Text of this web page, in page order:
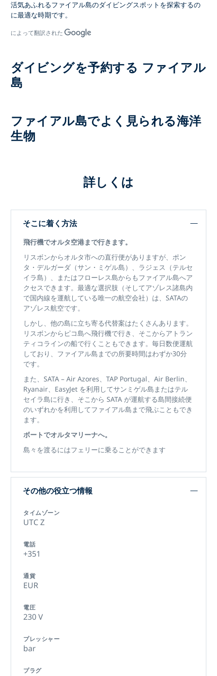
活気あふれるファイアル島のダイビングスポット を探索するの
に最適な時期です。
によって翻訳された
ダイビングを予約する ファイアル
島
ファイアル島でよく見られる海洋
生物
詳しくは
そこに着く方法
飛行機でオルタ空港まで行きます。
リスボンからオルタ市への直行便がありますが、ポン
タ・デルガーダ（サン・ミゲル島）、ラジェス（テルセ
イラ島）、またはフローレス島からもファイアル島へア
クセスできます。最適な選択肢（そしてアゾレス諸島内
で国内線を運航している唯一の航空会社）は、SATAの
アゾレス航空です。
しかし、他の島に立ち寄る代替案はたくさんあります。
リスボンからピコ島へ飛行機で行き、そこからアトラン
ティコラインの船で行くこともできます。毎日数便運航
しており、ファイアル島までの所要時間はわずか30分
です。
また、SATA – Air Azores、TAP Portugal、Air Berlin、
Ryanair、EasyJet を利用してサンミゲル島またはテル
セイラ島に行き、そこから SATA が運航する島間接続便
のいずれかを利用してファイアル島まで飛ぶこともでき
ます。
ボートでオルタマリーナへ。
島々を渡るにはフェリーに乗ることができます
その他の役立つ情報
タイムゾーン
UTC Z
電話
+351
通貨
EUR
電圧
230 V
プレッシャー
bar
プラグ